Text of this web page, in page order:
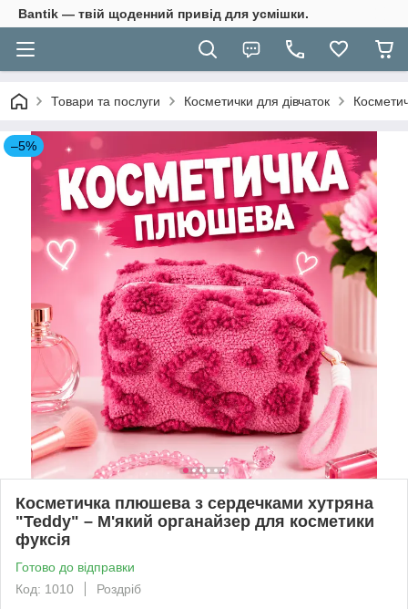
Bantik — твій щоденний привід для усмішки.
Товари та послуги Косметички для дівчаток
–5%
Косметичка плюшева з сердечками хутряна
"Teddy" – М'який органайзер для косметики
фуксія
Готово до відправки
Код: 1010
Роздріб